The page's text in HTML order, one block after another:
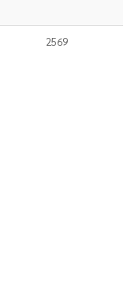
2569